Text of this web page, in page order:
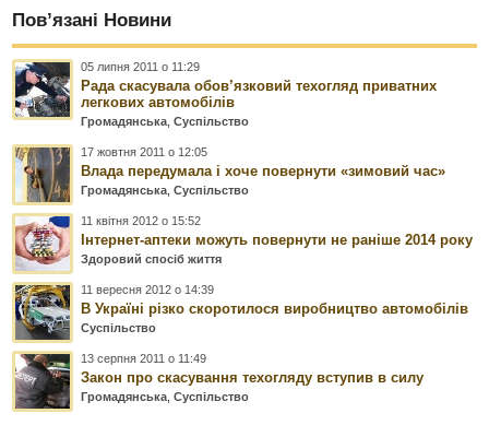
Пов’язані Новини
05 липня 2011 о 11:29
Рада скасувала обов’язковий техогляд приватних
легкових автомобілів
Громадянська ,Суспільство
17 жовтня 2011 о 12:05
Влада передумала і хоче повернути «зимовий час»
Громадянська ,Суспільство
11 квітня 2012 о 15:52
Інтернет-аптеки можуть повернути не раніше 2014 року
Здоровий спосіб життя
11 вересня 2012 о 14:39
В Україні різко скоротилося виробництво автомобілів
Суспільство
13 серпня 2011 о 11:49
Закон про скасування техогляду вступив в силу
Громадянська ,Суспільство